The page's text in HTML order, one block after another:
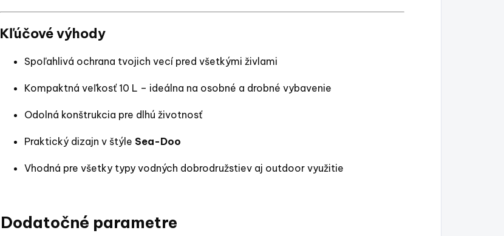
Kľúčové výhody
Spoľahlivá ochrana tvojich vecí pred všetkými živlami
Kompaktná veľkosť 10 L – ideálna na osobné a drobné vybavenie
Odolná konštrukcia pre dlhú životnosť
Praktický dizajn v štýle Sea-Doo
Vhodná pre všetky typy vodných dobrodružstiev aj outdoor využitie
Dodatočné parametre